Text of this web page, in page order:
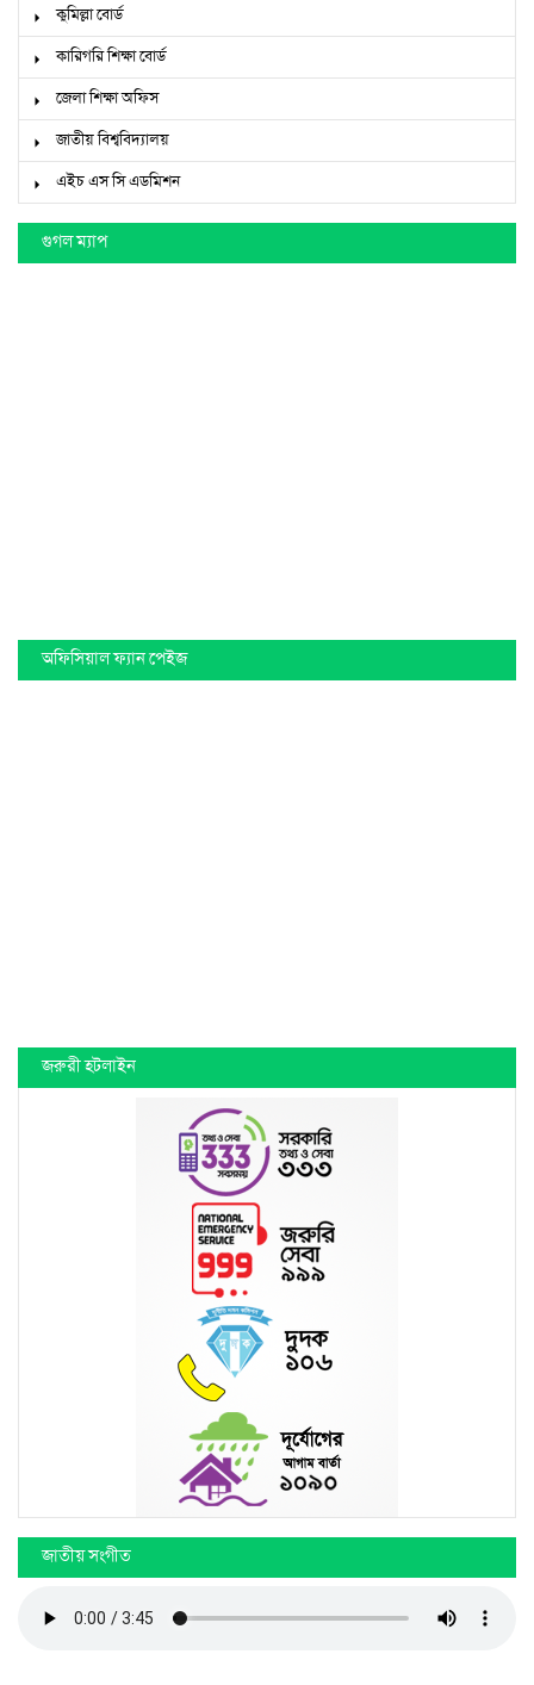
কুমিল্লা বোর্ড
কারিগরি শিক্ষা বোর্ড
জেলা শিক্ষা অফিস
জাতীয় বিশ্ববিদ্যালয়
এইচ এস সি এডমিশন
গুগল ম্যাপ
অফিসিয়াল ফ্যান পেইজ
জরুরী হটলাইন
জাতীয় সংগীত